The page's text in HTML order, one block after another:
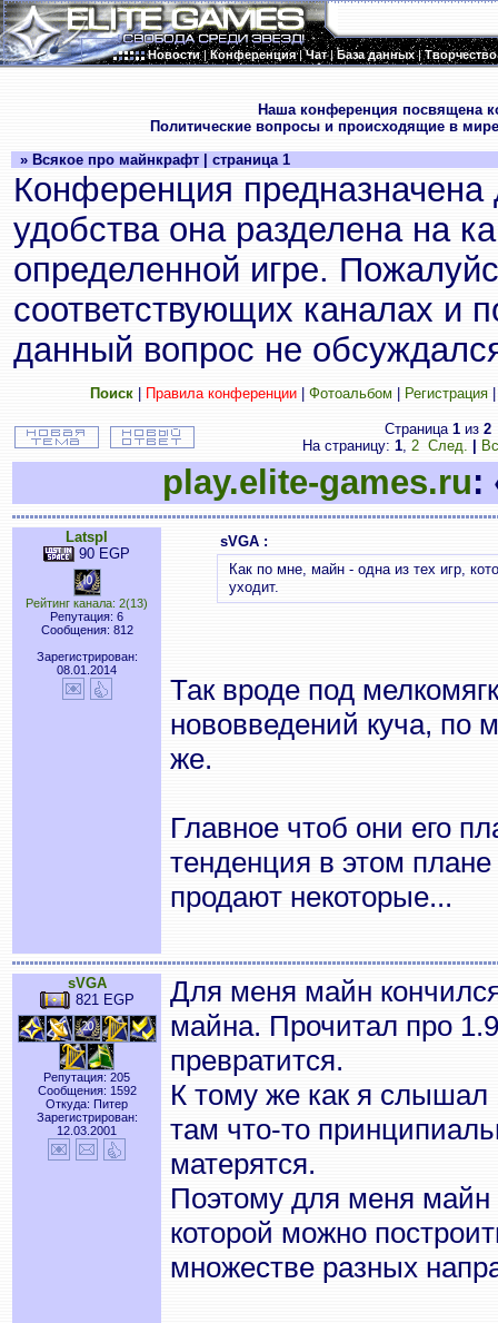
Новости|Конференция|Чат|База данных|Творчество
Наша конференция посвящена
Политические вопросы и происходящие в
» Всякое про майнкрафт | страница 1
Конференция
удобства она разделена на
определенной игре.
соответствующих каналах и
данный вопрос не
Поиск| Правила конференции| Фотоальбом Регистрация
Страница 1 из 2
На страницу: 1, 2 След.
play.elite-games.ru:
Latspl
90 EGP
Рейтинг канала: 2(13)
Репутация: 6
Сообщения: 812
Зарегистрирован:
08.01.2014
sVGA :
Как по мне, майн - одна из тех игр,
уходит.
Так вроде под
нововведений куча, по
же.
Главное чтоб они его
тенденция в этом
продают некоторые...
sVGA
821 EGP
Репутация: 205
Сообщения: 1592
Откуда: Питер
Зарегистрирован:
12.03.2001
Для меня майн
майна. Прочитал про
превратится.
К тому же как я слышал
там что-то
матерятся.
Поэтому для меня
которой можно
множестве разных